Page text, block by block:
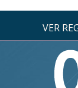
VER